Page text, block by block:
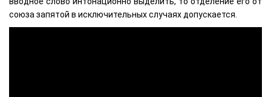
союза запятой в исключительных случаях допускается.